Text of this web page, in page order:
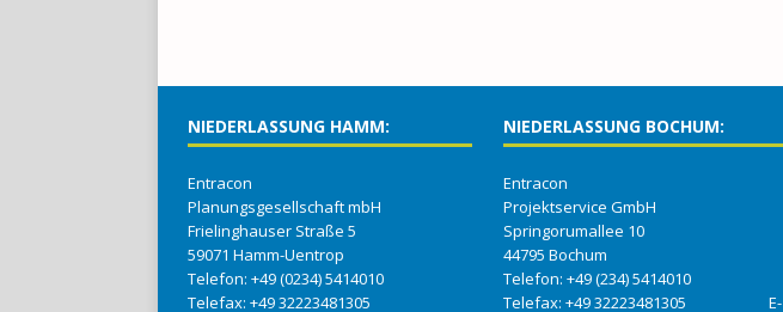
NIEDERLASSUNG HAMM:
Entracon
Planungsgesellschaft mbH
Frielinghauser Straße 5
59071 Hamm-Uentrop
Telefon: +49 (0234) 5414010
Telefax: +49 32223481305
NIEDERLASSUNG BOCHUM:
Entracon
Projektservice GmbH
Springorumallee 10
44795 Bochum
Telefon: +49 (234) 5414010
Telefax: +49 32223481305 E-